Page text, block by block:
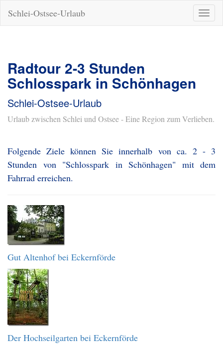
ein-/
Schlei-Ostsee-Urlaub
Radtour 2-3 Stunden
Schlosspark in Schönhagen
Schlei-Ostsee-Urlaub
Urlaub zwischen Schlei und Ostsee - Eine Region zum Verlieben.
Folgende Ziele können Sie innerhalb von ca. 2 - 3
Stunden von "Schlosspark in Schönhagen" mit dem
Fahrrad erreichen.
Gut Altenhof bei Eckernförde
Der Hochseilgarten bei Eckernförde